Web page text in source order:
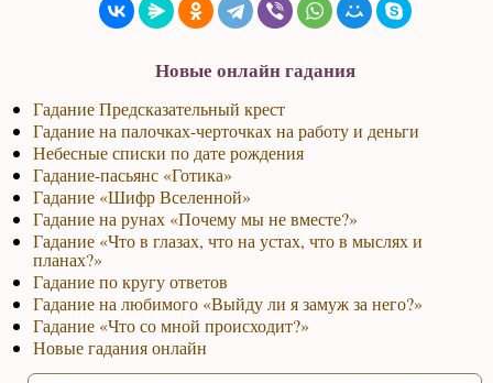
Новые онлайн гадания
Гадание Предсказательный крест
Гадание на палочках-черточках на работу и деньги
Небесные списки по дате рождения
Гадание-пасьянс «Готика»
Гадание «Шифр Вселенной»
Гадание на рунах «Почему мы не вместе?»
Гадание «Что в глазах, что на устах, что в мыслях и
планах?»
Гадание по кругу ответов
Гадание на любимого «Выйду ли я замуж за него?»
Гадание «Что со мной происходит?»
Новые гадания онлайн